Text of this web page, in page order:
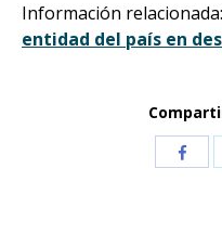
Información relacionada:
entidad del país en